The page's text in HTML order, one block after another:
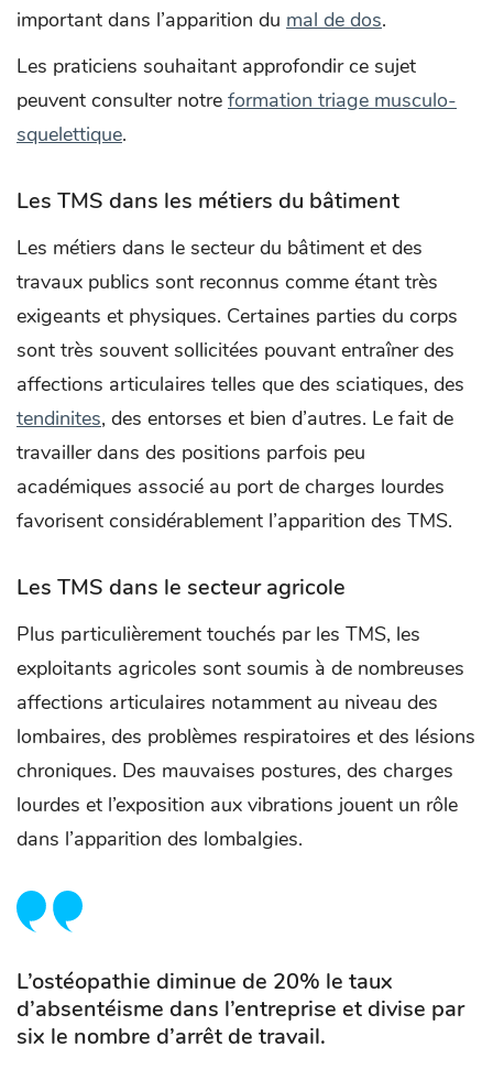
important dans l’apparition du mal de dos.
Les praticiens souhaitant approfondir ce sujet
peuvent consulter notre formation triage musculo-
squelettique.
Les TMS dans les métiers du bâtiment
Les métiers dans le secteur du bâtiment et des
travaux publics sont reconnus comme étant très
exigeants et physiques. Certaines parties du corps
sont très souvent sollicitées pouvant entraîner des
affections articulaires telles que des sciatiques, des
tendinites, des entorses et bien d’autres. Le fait de
travailler dans des positions parfois peu
académiques associé au port de charges lourdes
favorisent considérablement l’apparition des TMS.
Les TMS dans le secteur agricole
Plus particulièrement touchés par les TMS, les
exploitants agricoles sont soumis à de nombreuses
affections articulaires notamment au niveau des
lombaires, des problèmes respiratoires et des lésions
chroniques. Des mauvaises postures, des charges
lourdes et l’exposition aux vibrations jouent un rôle
dans l’apparition des lombalgies.
L’ostéopathie diminue de 20% le taux
d’absentéisme dans l’entreprise et divise par
six le nombre d’arrêt de travail.